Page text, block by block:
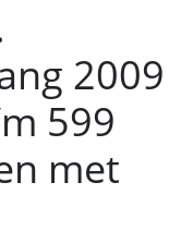
2009
599
met